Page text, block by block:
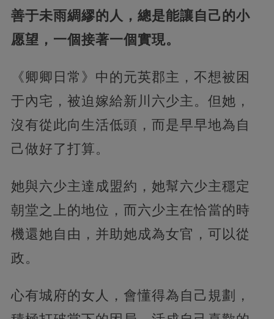
善于未雨綢繆的人，總是能讓自己的小
愿望，一個接著一個實現。
《卿卿日常》中的元英郡主，不想被困
于內宅，被迫嫁給新川六少主。但她，
沒有從此向生活低頭，而是早早地為自
己做好了打算。
她與六少主達成盟約，她幫六少主穩定
朝堂之上的地位，而六少主在恰當的時
機還她自由，并助她成為女官，可以從
政。
心有城府的女人，會懂得為自己規劃，